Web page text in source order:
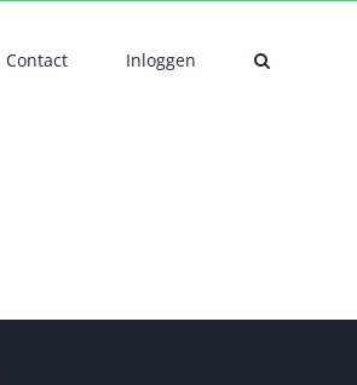
Contact Inloggen